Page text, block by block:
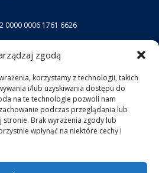
zgodą
korzystamy z technologii, takich
i/lub uzyskiwania dostępu do
na te technologie pozwoli nam
podczas przeglądania lub
Brak wyrażenia zgody lub
wpłynąć na niektóre cechy i
0000 0006 1761 6626
Facebook
Instagram